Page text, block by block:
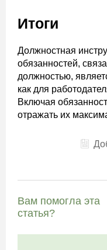
Итоги
Должностная
обязанностей,
должностью,
как для
Включая
отражать их
Вам помогла эта
статья?